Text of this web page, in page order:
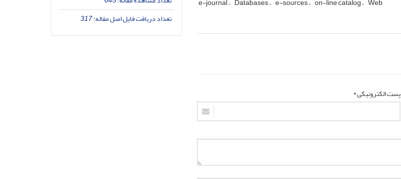
e-journal Databases e-sources on-line catalog Web
پست الکترونیکی *
تعداد دریافت فایل اصل مقاله:317